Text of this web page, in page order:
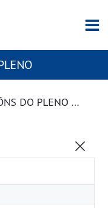
ACTAS DE ACORDOS DAS SESIÓNS DO PLENO DA CORPORACIÓN